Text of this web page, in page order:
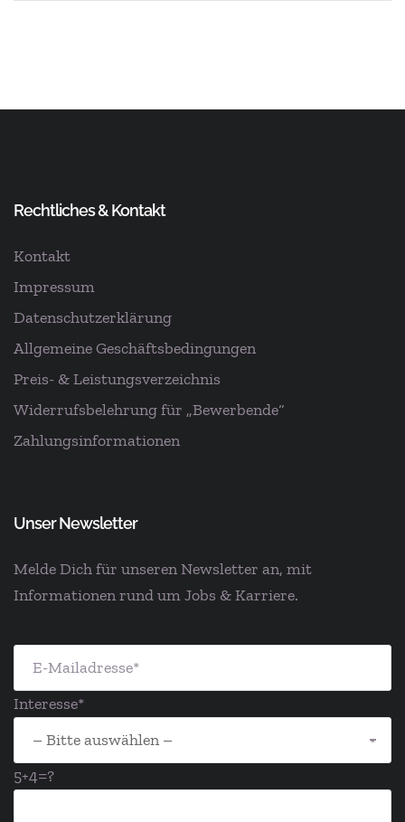
Rechtliches & Kontakt
Kontakt
Impressum
Datenschutz­erklärung
Allgemeine Geschäftsbedingungen
Preis- & Leistungsverzeichnis
Widerrufsbelehrung für „Bewerbende“
Zahlungsinformationen
Unser Newsletter
Melde Dich für unseren Newsletter an, mit
Informationen rund um Jobs & Karriere.
Interesse*
5+4=?